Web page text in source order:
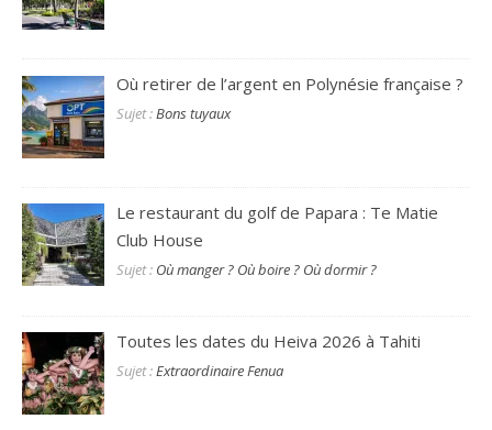
Où retirer de l’argent en Polynésie française ?
Sujet :Bons tuyaux
Le restaurant du golf de Papara : Te Matie
Club House
Sujet : Où manger ? Où boire ? Où dormir ?
Toutes les dates du Heiva 2026 à Tahiti
Sujet :Extraordinaire Fenua